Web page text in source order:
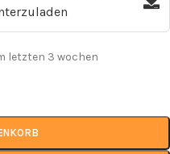
letzten 3 wochen